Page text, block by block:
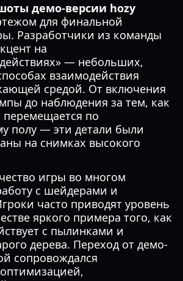
демо-версии hozy
для финальной
Разработчики из команды
на
— небольших,
взаимодействия
средой. От включения
до наблюдения за тем, как
перемещается по
полу — эти детали были
на снимках высокого
игры во многом
с шейдерами и
часто приводят уровень
яркого примера того, как
с пылинками и
дерева. Переход от демо-
сопровождался